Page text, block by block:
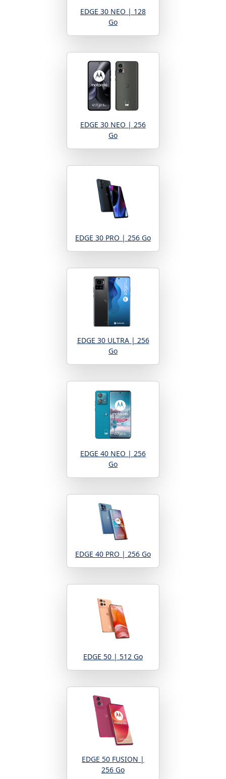
EDGE 30 NEO | 128
Go
EDGE 30 NEO | 256
Go
EDGE 30 PRO | 256 Go
EDGE 30 ULTRA | 256
Go
EDGE 40 NEO | 256
Go
EDGE 40 PRO | 256 Go
EDGE 50 | 512 Go
EDGE 50 FUSION |
256 Go